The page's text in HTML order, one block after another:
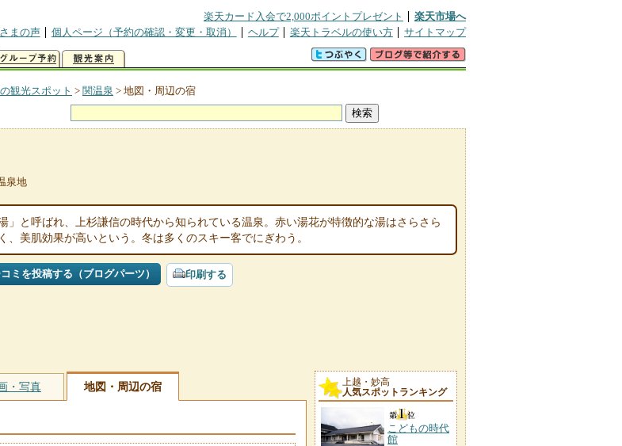
楽天カード入会で2,000ポイントプレゼント
楽天市場へ
まの声
個人ページ（予約の確認・変更・取消） ヘルプ 楽天トラベルの使い方 サイトマップ
観光スポット > 関温泉 > 地図・周辺の宿
泉地
」と呼ばれ、上杉謙信の時代から知られている温泉。赤い湯花が特徴的な湯はさらさら
、美肌効果が高いという。冬は多くのスキー客でにぎわう。
ミを投稿する（ブログパーツ） 印刷する
・写真 地図・周辺の宿
上越・妙高
人気スポットランキング
こどもの時代
館